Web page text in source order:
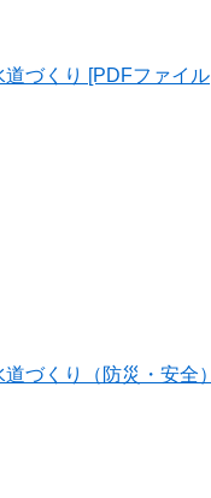
づくり [PDFファイル
づくり（防災・安全）